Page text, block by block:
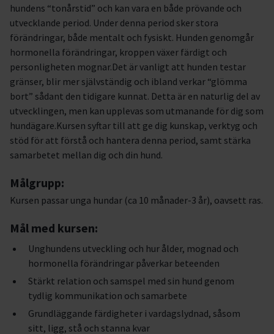
hundens “tonårstid” och kan vara en både prövande och
utvecklande period. Under denna period sker stora
förändringar, både mentalt och fysiskt. Hunden genomgår
hormonella förändringar, kroppen växer färdigt och
personligheten mognar.Det är vanligt att hunden testar
gränser, blir mer självständig och ibland verkar “glömma
bort” sådant den tidigare kunnat. Detta är en naturlig del av
utvecklingen, men kan upplevas som utmanande för dig som
hundägare.Kursen syftar till att ge dig kunskap, verktyg och
stöd för att förstå och hantera denna period, samt stärka
samarbetet mellan dig och din hund.
Målgrupp:
Kursen passar unga hundar (ca 10 månader-3 år), oavsett ras.
Mål med kursen:
Unghundens utveckling och hur ålder, mognad och
hormonella förändringar påverkar beteenden
Stärkt relation och samspel med sin hund genom
tydlig kommunikation och samarbete
Grundläggande färdigheter i vardagslydnad, såsom
sitt, ligg, stå och stanna kvar